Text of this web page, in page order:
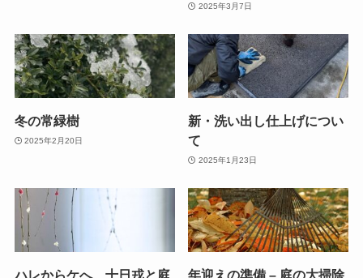
2025年3月7日
冬の常緑樹
2025年2月20日
新・洗い出し仕上げについ
て
2025年1月23日